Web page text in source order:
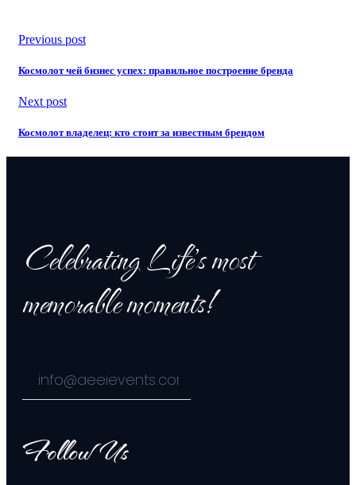
Previous post
Космолот чей бизнес успех: правильное построение бренда
Next post
Космолот владелец: кто стоит за известным брендом
Celebrating Life's most
memorable moments!
Follow Us